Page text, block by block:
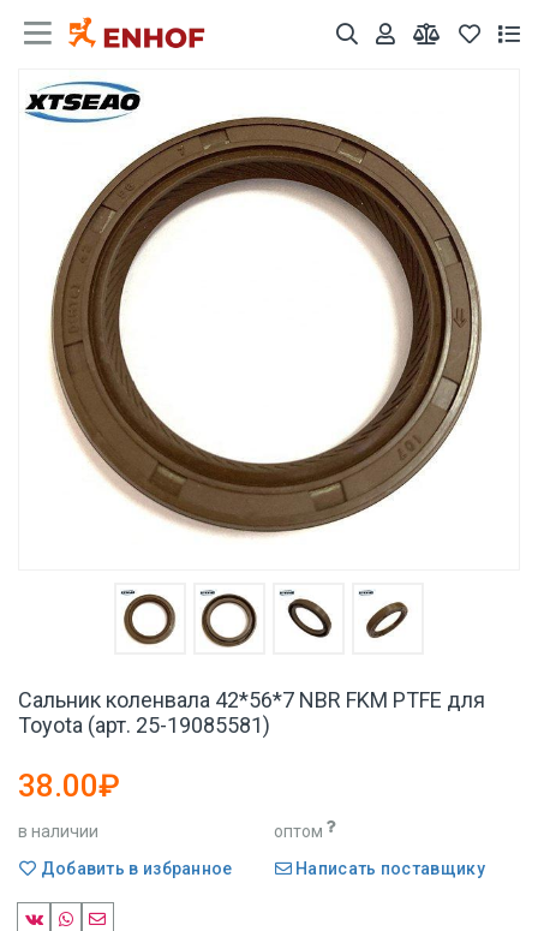
Сальник коленвала 42*56*7 NBR FKM PTFE для
Toyota (арт. 25-19085581)
38.00₽
в наличии
оптом
Добавить в избранное
Написать поставщику